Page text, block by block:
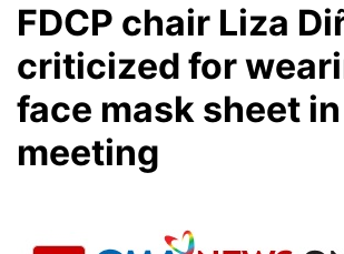
FDCP chair Liza
criticized for
face mask sheet in
meeting